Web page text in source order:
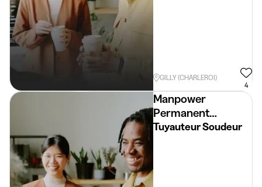
GILLY (CHARLEROI)
4
Manpower
Permanent
Placement
Tuyauteur Soudeur